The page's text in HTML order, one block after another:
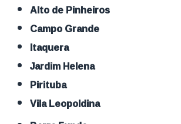
Alto de Pinheiros
Campo Grande
Itaquera
Jardim Helena
Pirituba
Vila Leopoldina